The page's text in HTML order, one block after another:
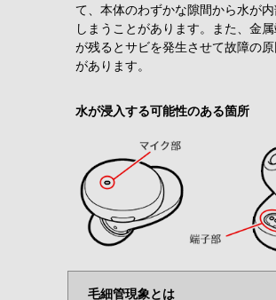
て、本体のわずかな隙間から水が
しまうことがあります。また、金
が残るとサビを発生させて故障の
があります。
水が浸入する可能性のある箇所
毛細管現象とは